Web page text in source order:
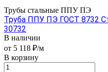
Трубы стальные ППУ ПЭ
Труба ППУ ПЭ ГОСТ 8732
30732
В наличии
от 5 118 ₽/м
В корзину